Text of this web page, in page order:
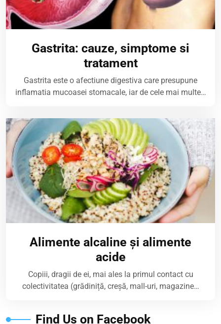
Gastrita: cauze, simptome si
tratament
Gastrita este o afectiune digestiva care presupune
inflamatia mucoasei stomacale, iar de cele mai multe…
Alimente alcaline și alimente
acide
Copiii, dragii de ei, mai ales la primul contact cu
colectivitatea (grădiniță, creșă, mall-uri, magazine…
Find Us on Facebook